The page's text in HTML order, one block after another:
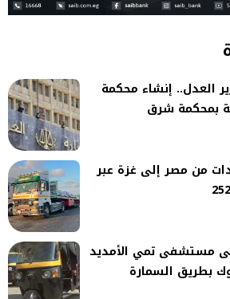
العدل.. إنشاء محكمة
بمحكمة شرق
من مصر إلى غزة عبر
إلى مستشفى تمي الأمديد
بطريق السمارة